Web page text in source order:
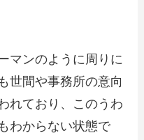
マンのように周りに
世間や事務所の意向
れており、このうわ
わからない状態で